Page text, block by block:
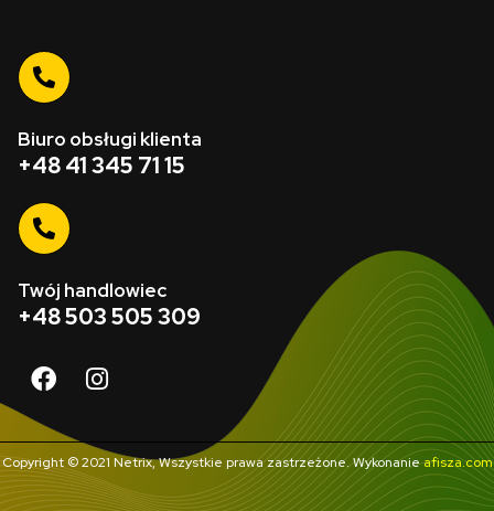
Biuro obsługi klienta
+48 41 345 71 15
Twój handlowiec
+48 503 505 309
Copyright © 2021 Netrix, Wszystkie prawa zastrzeżone. Wykonanieafisza.com